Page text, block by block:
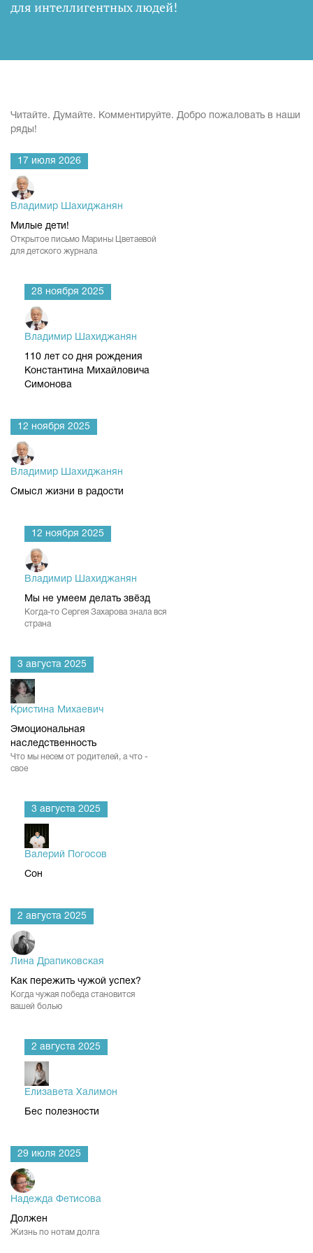
для интеллигентных людей!
Читайте. Думайте. Комментируйте. Добро пожаловать в наши
ряды!
17 июля 2026
Владимир Шахиджанян
Милые дети!
Открытое письмо Марины Цветаевой
для детского журнала
28 ноября 2025
Владимир Шахиджанян
110 лет со дня рождения
Константина Михайловича
Симонова
12 ноября 2025
Владимир Шахиджанян
Смысл жизни в радости
12 ноября 2025
Владимир Шахиджанян
Мы не умеем делать звёзд
Когда-то Сергея Захарова знала вся
страна
3 августа 2025
Кристина Михаевич
Эмоциональная
наследственность
Что мы несем от родителей, а что -
свое
3 августа 2025
Валерий Погосов
Сон
2 августа 2025
Лина Драпиковская
Как пережить чужой успех?
Когда чужая победа становится
вашей болью
2 августа 2025
Елизавета Халимон
Бес полезности
29 июля 2025
Надежда Фетисова
Должен
Жизнь по нотам долга